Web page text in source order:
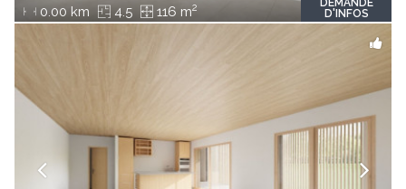
0.00 km 4.5 116 m2
DEMANDE
D'INFOS